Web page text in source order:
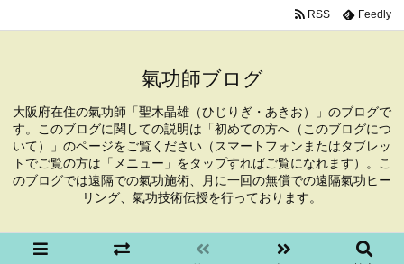
氣功師ブログ
大阪府在住の氣功師「聖木晶雄（ひじりぎ・あきお）」のブログで
す。このブログに関しての説明は「初めての方へ（このブログにつ
いて）」のページをご覧ください（スマートフォンまたはタブレッ
トでご覧の方は「メニュー」をタップすればご覧になれます）。こ
のブログでは遠隔での氣功施術、月に一回の無償での遠隔氣功ヒー
リング、氣功技術伝授を行っております。
RSS Feedly